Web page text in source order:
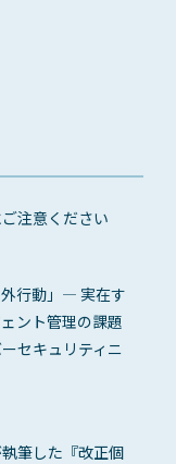
注意ください
行動」― 実在す
ント管理の課題
セキュリティニ
筆した『改正個